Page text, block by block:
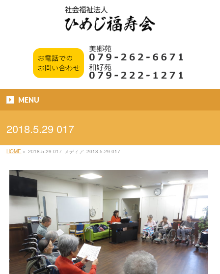
MENU
2018.5.29 017
HOME » 2018.5.29 017 メディア 2018.5.29 017